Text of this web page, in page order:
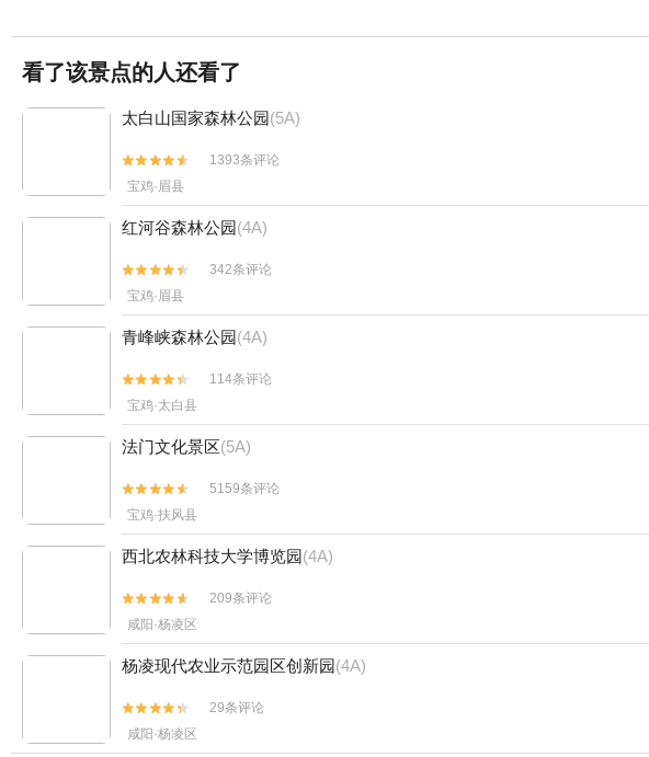
看了该景点的人还看了
太白山国家森林公园(5A)


1393条评论
宝鸡·眉县
红河谷森林公园(4A)


342条评论
宝鸡·眉县
青峰峡森林公园(4A)


114条评论
宝鸡·太白县
法门文化景区(5A)


5159条评论
宝鸡·扶风县
西北农林科技大学博览园(4A)


209条评论
咸阳·杨凌区
杨凌现代农业示范园区创新园(4A)


29条评论
咸阳·杨凌区